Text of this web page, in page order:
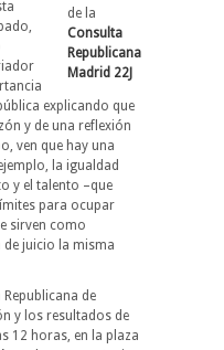
de la
Consulta
Republicana
Madrid 22J
explicando que
y de una reflexión
ven que hay una
la igualdad
y el talento –que
para ocupar
sirven como
juicio la misma
de
y los resultados de
12 horas, en la plaza